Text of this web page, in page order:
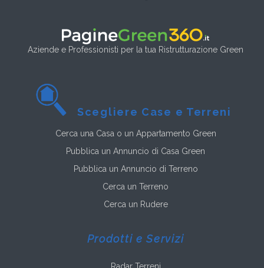
Aziende e Professionisti per la tua Ristrutturazione Green
Scegliere Case e Terreni
Cerca una Casa o un Appartamento Green
Pubblica un Annuncio di Casa Green
Pubblica un Annuncio di Terreno
Cerca un Terreno
Cerca un Rudere
Prodotti e Servizi